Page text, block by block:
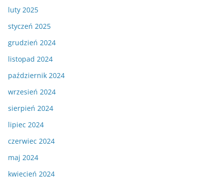
luty 2025
styczeń 2025
grudzień 2024
listopad 2024
październik 2024
wrzesień 2024
sierpień 2024
lipiec 2024
czerwiec 2024
maj 2024
kwiecień 2024